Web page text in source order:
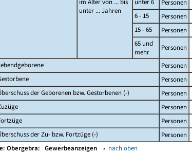
im Alter von ... bis
unter ... Jahren
unter 6 Personen
6 - 15
Personen
15 - 65
Personen
65 und
mehr
Personen
Personen
Personen
der Geborenen bzw. Gestorbenen (-)
Personen
Personen
Personen
der Zu- bzw. Fortzüge (-)
Personen
Obergebra: Gewerbeanzeigen ▴ nach oben